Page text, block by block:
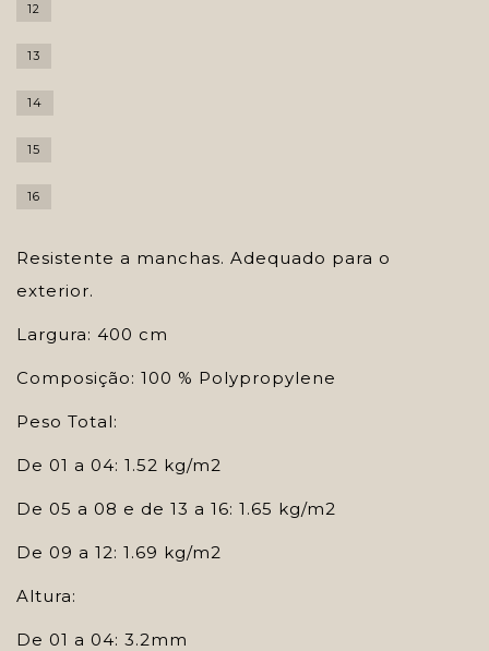
12
13
14
15
16
Resistente a manchas. Adequado para o
exterior.
Largura: 400 cm
Composição: 100 % Polypropylene
Peso Total:
De 01 a 04: 1.52 kg/m2
De 05 a 08 e de 13 a 16: 1.65 kg/m2
De 09 a 12: 1.69 kg/m2
Altura:
De 01 a 04: 3.2mm